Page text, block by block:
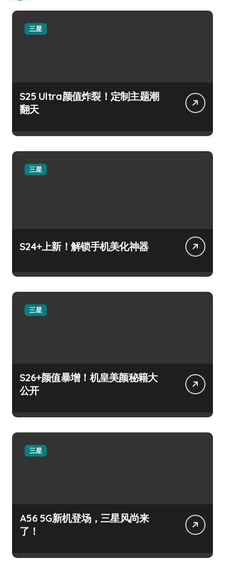
三星
S25 Ultra颜值炸裂！定制主题潮
翻天
三星
S24+上新！解锁手机美化神器
三星
S26+颜值暴增！机皇美颜秘籍大
公开
三星
A56 5G新机登场，三星风尚来
了！